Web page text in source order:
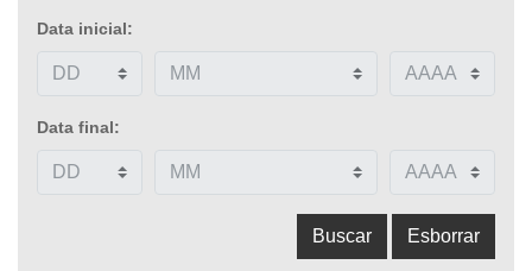
Data inicial:
Data final: